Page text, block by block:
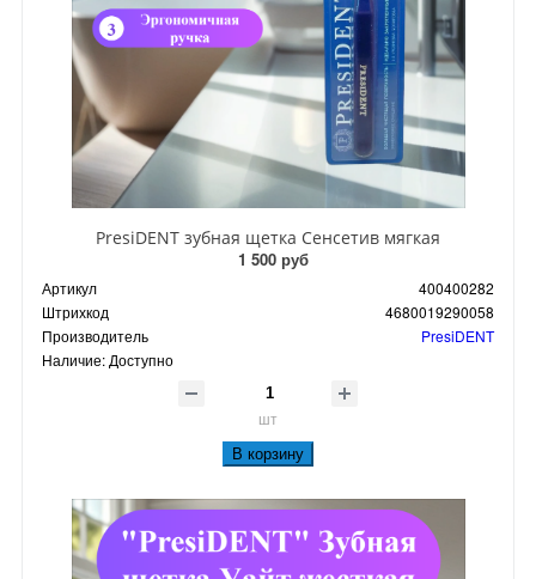
PresiDENT зубная щетка Сенсетив мягкая
1 500 руб
Артикул
400400282
Штрихкод
4680019290058
Производитель
PresiDENT
Наличие: Доступно
шт
В корзину